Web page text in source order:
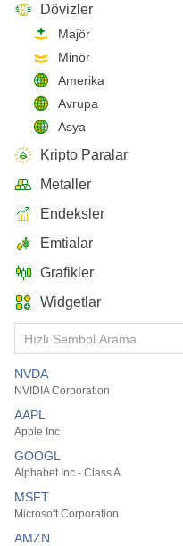
Dövizler
Majör
Minör
Amerika
Avrupa
Asya
Kripto Paralar
Metaller
Endeksler
Emtialar
Grafikler
Widgetlar
NVDA
NVIDIA Corporation
AAPL
Apple Inc
GOOGL
Alphabet Inc - Class A
MSFT
Microsoft Corporation
AMZN